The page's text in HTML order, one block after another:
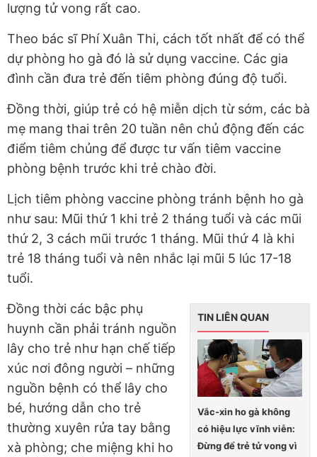
lượng tử vong rất cao.
Theo bác sĩ Phí Xuân Thi, cách tốt nhất để có thể
dự phòng ho gà đó là sử dụng vaccine. Các gia
đình cần đưa trẻ đến tiêm phòng đúng độ tuổi.
Đồng thời, giúp trẻ có hệ miễn dịch từ sớm, các bà
mẹ mang thai trên 20 tuần nên chủ động đến các
điểm tiêm chủng để được tư vấn tiêm vaccine
phòng bệnh trước khi trẻ chào đời.
Lịch tiêm phòng vaccine phòng tránh bệnh ho gà
như sau: Mũi thứ 1 khi trẻ 2 tháng tuổi và các mũi
thứ 2, 3 cách mũi trước 1 tháng. Mũi thứ 4 là khi
trẻ 18 tháng tuổi và nên nhắc lại mũi 5 lúc 17-18
tuổi.
TIN LIÊN QUAN
Vắc-xin ho gà không
có hiệu lực vĩnh viễn:
Đừng để trẻ tử vong vì
Đồng thời các bậc phụ
huynh cần phải tránh nguồn
lây cho trẻ như hạn chế tiếp
xúc nơi đông người – những
nguồn bệnh có thể lây cho
bé, hướng dẫn cho trẻ
thường xuyên rửa tay bằng
xà phòng; che miệng khi ho